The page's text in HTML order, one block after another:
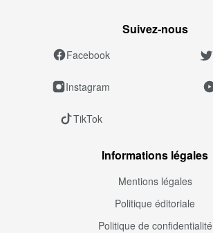
Suivez‑nous
Facebook
Instagram
TikTok
Informations légales
Mentions légales
Politique éditoriale
Politique de confidentialité